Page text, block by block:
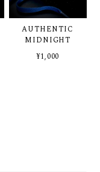
AUTHENTIC
MIDNIGHT
¥1,000